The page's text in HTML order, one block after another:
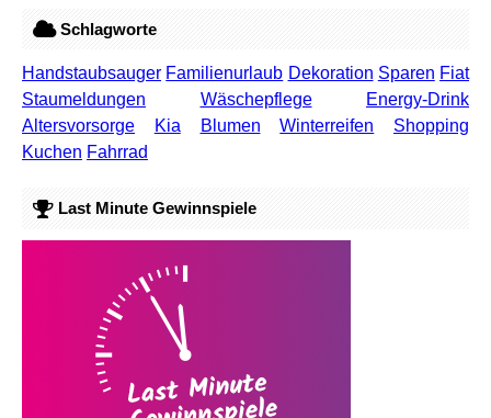
Schlagworte
Handstaubsauger Familienurlaub Dekoration Sparen Fiat
Staumeldungen
Wäschepflege
Energy-Drink
Altersvorsorge
Kia Blumen Winterreifen
Shopping
Kuchen Fahrrad
Last Minute Gewinnspiele